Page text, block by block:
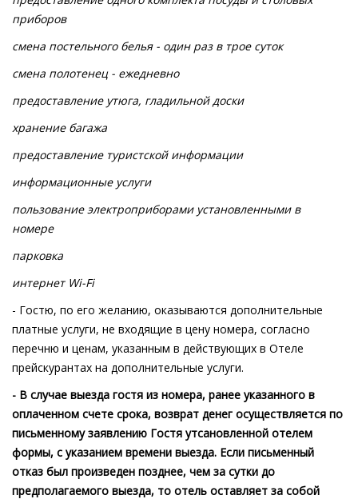
приборов
смена постельного белья - один раз в трое суток
смена полотенец - ежедневно
предоставление утюга, гладильной доски
хранение багажа
предоставление туристской информации
информационные услуги
пользование электроприборами установленными в
номере
парковка
интернет Wi-Fi
- Гостю, по его желанию, оказываются дополнительные
платные услуги, не входящие в цену номера, согласно
перечню и ценам, указанным в действующих в Отеле
прейскурантах на дополнительные услуги.
- В случае выезда гостя из номера, ранее указанного в
оплаченном счете срока, возврат денег осуществляется по
письменному заявлению Гостя утсановленной отелем
формы, с указанием времени выезда. Если письменный
отказ был произведен позднее, чем за сутки до
предполагаемого выезда, то отель оставляет за собой